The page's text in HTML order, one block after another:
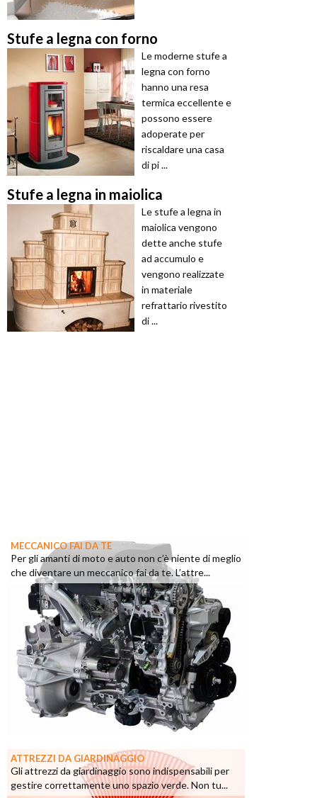
Stufe a legna con forno
Le moderne stufe a
legna con forno
hanno una resa
termica eccellente e
possono essere
adoperate per
riscaldare una casa
di pi ...
Stufe a legna in maiolica
Le stufe a legna in
maiolica vengono
dette anche stufe
ad accumulo e
vengono realizzate
in materiale
refrattario rivestito
di ...
MECCANICO FAI DA TE
Per gli amanti di moto e auto non c’è niente di meglio
che diventare un meccanico fai da te. L’attre...
ATTREZZI DA GIARDINAGGIO
Gli attrezzi da giardinaggio sono indispensabili per
gestire correttamente uno spazio verde. Non tu...